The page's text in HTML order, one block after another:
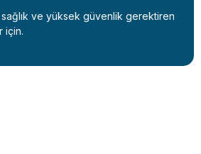
sağlık ve yüksek güvenlik gerektiren
için.